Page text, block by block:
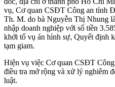
vụ, Cơ quan CSĐT Công an tỉnh
Th. M. do bà Nguyễn Thị Nhung
nhập doanh nghiệp với số tiền
khởi tố vụ án hình sự, Quyết định
tạm giam.
Hiện vụ việc Cơ quan CSĐT
điều tra mở rộng và xử lý nghiêm
luật.